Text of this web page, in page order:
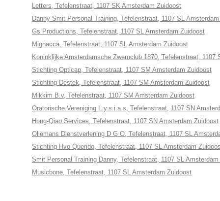
Letters, Tefelenstraat, 1107 SK Amsterdam Zuidoost
Danny Smit Personal Training, Tefelenstraat, 1107 SL
Gs Productions, Tefelenstraat, 1107 SL Amsterdam Zuidoost
Mignacca, Tefelenstraat, 1107 SL Amsterdam Zuidoost
Koninklijke Amsterdamsche Zwemclub 1870, Tefelenstraat, 1107
Stichting Opticap, Tefelenstraat, 1107 SM Amsterdam Zuidoost
Stichting Destek, Tefelenstraat, 1107 SM Amsterdam Zuidoost
Mikkim B.v, Tefelenstraat, 1107 SM Amsterdam Zuidoost
Oratorische Vereniging L.y.s.i.a.s, Tefelenstraat, 1107 SN
Hong-Qiao Services, Tefelenstraat, 1107 SN Amsterdam Zuidoost
Oliemans Dienstverlening D G O, Tefelenstraat, 1107 SL
Stichting Hvo-Querido, Tefelenstraat, 1107 SL Amsterdam
Smit Personal Training Danny, Tefelenstraat, 1107 SL
Musicbone, Tefelenstraat, 1107 SL Amsterdam Zuidoost